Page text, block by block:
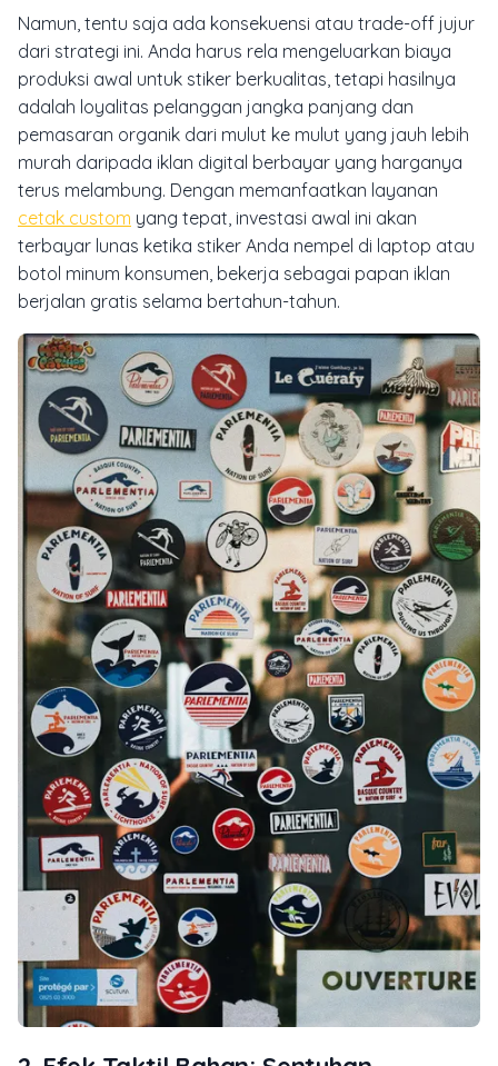
Namun, tentu saja ada konsekuensi atau trade-off jujur
dari strategi ini. Anda harus rela mengeluarkan biaya
produksi awal untuk stiker berkualitas, tetapi hasilnya
adalah loyalitas pelanggan jangka panjang dan
pemasaran organik dari mulut ke mulut yang jauh lebih
murah daripada iklan digital berbayar yang harganya
terus melambung. Dengan memanfaatkan layanan
cetak custom yang tepat, investasi awal ini akan
terbayar lunas ketika stiker Anda nempel di laptop atau
botol minum konsumen, bekerja sebagai papan iklan
berjalan gratis selama bertahun-tahun.